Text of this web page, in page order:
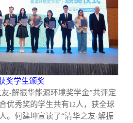
奖学生颁奖
-解振华能源环境奖学金”共评定
优秀奖的学生共有12人，获全球
人。何建坤宣读了“清华之友-解振